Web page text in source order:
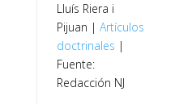
Lluís Riera i
Pijuan | Artículos
doctrinales |
Fuente:
Redacción NJ